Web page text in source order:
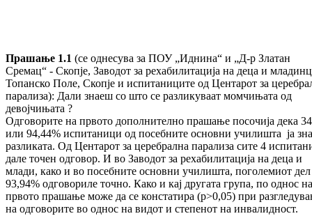
Прашање 1.1 (се однесува за ПОУ „Иднина“ и „Д-р Златан
Сремац“ - Скопје, Заводот за рехабилитација на деца и
Топанско Поле, Скопје и испитаниците од Центарот за
парализа): Дали знаеш со што се разликуваат момчињата од
девојчињата ?
Одговорите на првото дополнително прашање посочија дека 34
или 94,44% испитаници од посебните основни училишта ја
разликата. Од Центарот за церебрална парализа сите 4
дале точен одговор. И во Заводот за рехабилитација на деца и
млади, како и во посебните основни училишта, поголемиот
93,94% одговориле точно. Како и кај другата група, по однос на
првото прашање може да се констатира (p>0,05) при
на одговорите во однос на видот и степенот на инвалидност.